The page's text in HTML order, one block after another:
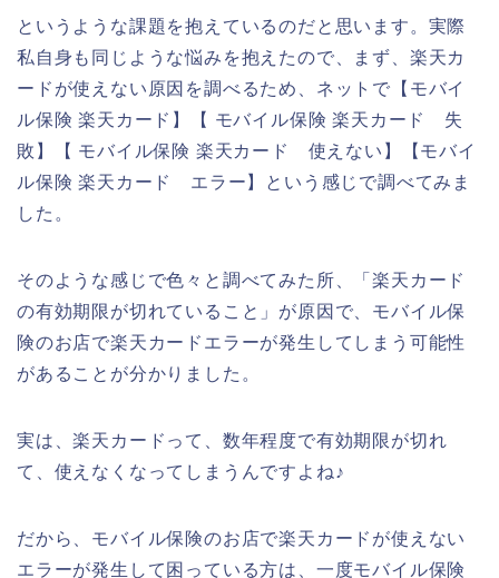
というような課題を抱えているのだと思います。実際
私自身も同じような悩みを抱えたので、まず、楽天カ
ードが使えない原因を調べるため、ネットで【モバイ
ル保険 楽天カード】【 モバイル保険 楽天カード 失
敗】【 モバイル保険 楽天カード 使えない】【モバイ
ル保険 楽天カード エラー】という感じで調べてみま
した。
そのような感じで色々と調べてみた所、「楽天カード
の有効期限が切れていること」が原因で、モバイル保
険のお店で楽天カードエラーが発生してしまう可能性
があることが分かりました。
実は、楽天カードって、数年程度で有効期限が切れ
て、使えなくなってしまうんですよね♪
だから、モバイル保険のお店で楽天カードが使えない
エラーが発生して困っている方は、一度モバイル保険